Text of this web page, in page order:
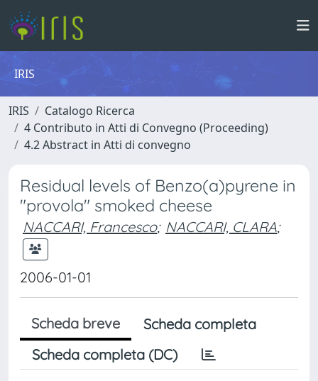
IRIS
IRIS
Catalogo Ricerca
4 Contributo in Atti di Convegno (Proceeding)
4.2 Abstract in Atti di convegno
Residual levels of Benzo(a)pyrene in
"provola" smoked cheese
NACCARI, Francesco; NACCARI, CLARA;
2006-01-01
Scheda breve
Scheda completa
Scheda completa (DC)